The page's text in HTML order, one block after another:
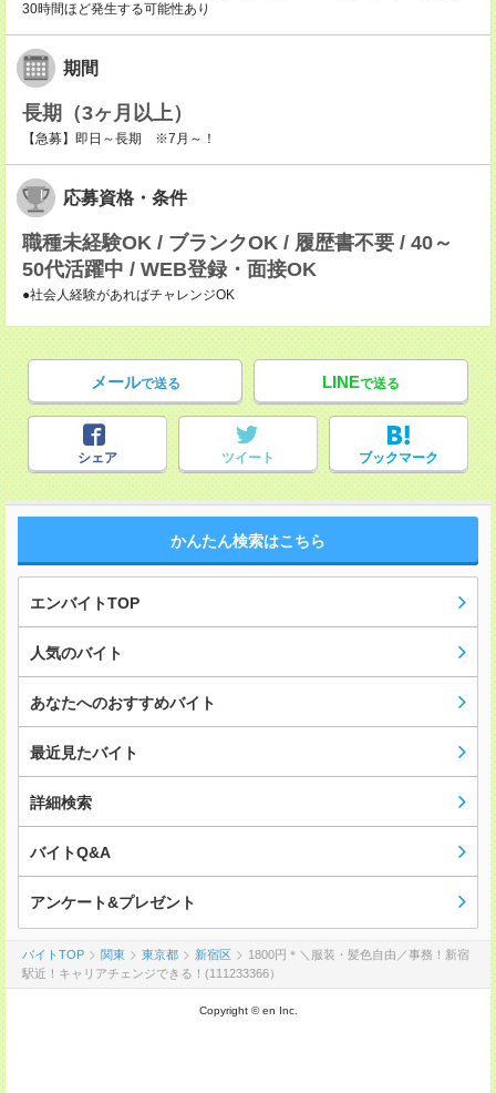
30時間ほど発生する可能性あり
期間
長期（3ヶ月以上）
【急募】即日～長期 ※7月～！
応募資格・条件
職種未経験OK / ブランクOK / 履歴書不要 / 40～
50代活躍中 / WEB登録・面接OK
●社会人経験があればチャレンジOK
メールで送る LINEで送る
シェア ツイート ブックマーク
かんたん検索はこちら
エンバイトTOP
人気のバイト
あなたへのおすすめバイト
最近見たバイト
詳細検索
バイトQ&A
アンケート&プレゼント
バイトTOP 関東 東京都 新宿区
1800円＊＼服装・髪色自由／事務！新宿
駅近！キャリアチェンジできる！(111233366）
Copyright © en Inc.